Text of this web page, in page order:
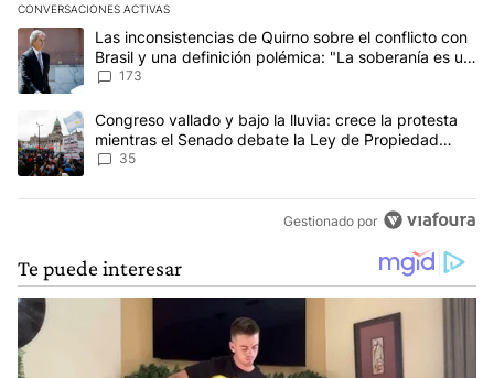
CONVERSACIONES ACTIVAS
Este listado muestra los artículos con más comentarios en los
Un artículo de tendencia con el título "Las inconsistencias de
Las inconsistencias de Quirno sobre el conflicto con
Brasil y una definición polémica: "La soberanía es un
concepto antiguo"
173
Un artículo de tendencia con el título "Congreso vallado y bajo
Congreso vallado y bajo la lluvia: crece la protesta
mientras el Senado debate la Ley de Propiedad
Privada
35
Gestionado por